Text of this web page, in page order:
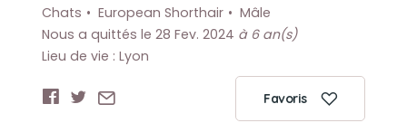
Chats European Shorthair
Mâle
Nous a quittés le 28 Fev. 2024 à 6 an(s)
Lieu de vie : Lyon
Favoris